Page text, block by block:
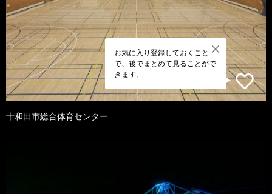
お気に入り登録しておくこと
で、後でまとめて見ることがで
きます。
十和田市総合体育センター